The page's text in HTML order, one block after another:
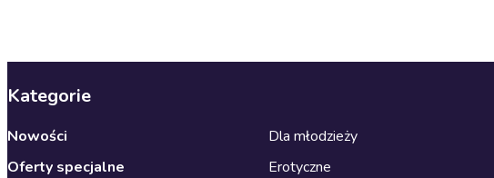
Kategorie
Nowości
Oferty specjalne
Dla młodzieży
Erotyczne